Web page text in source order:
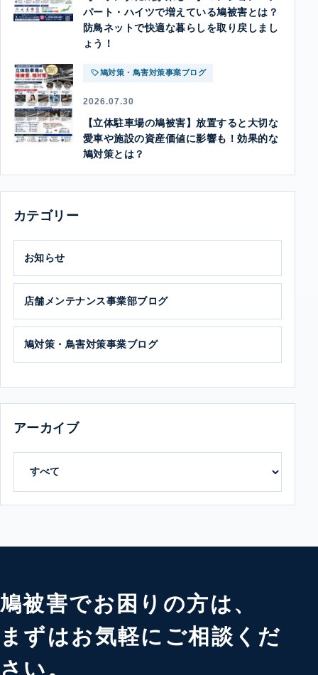
パート・ハイツで増えている鳩被害とは？
防鳥ネットで快適な暮らしを取り戻しまし
ょう！
鳩対策・鳥害対策事業ブログ
2026.07.30
【立体駐車場の鳩被害】放置すると大切な
愛車や施設の資産価値に影響も！効果的な
鳩対策とは？
カテゴリー
お知らせ
店舗メンテナンス事業部ブログ
鳩対策・鳥害対策事業ブログ
アーカイブ
鳩被害でお困りの方は、
まずはお気軽にご相談くだ
さい。